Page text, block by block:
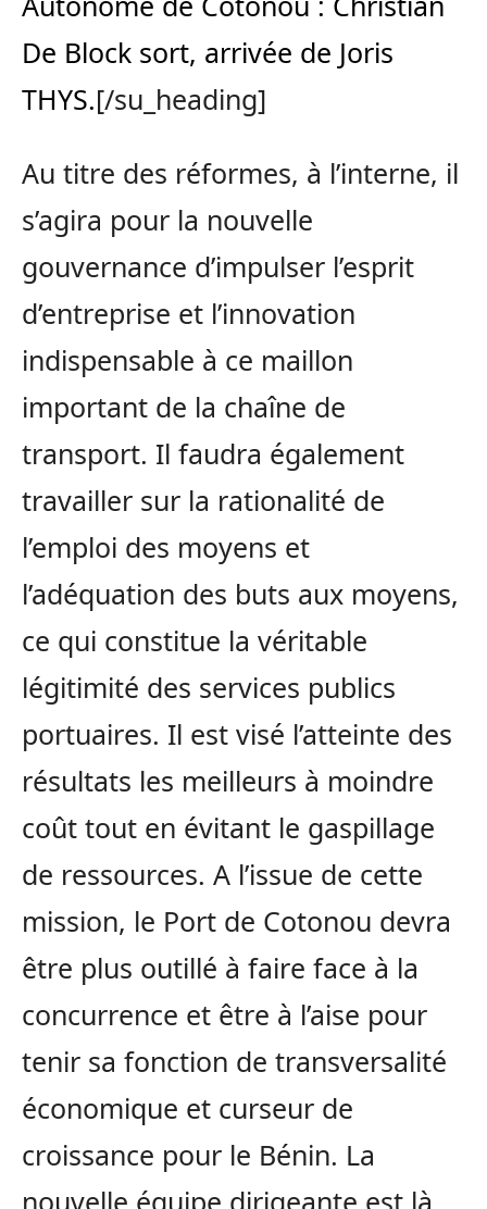
De Block sort, arrivée de Joris
THYS.[/su_heading]
Au titre des réformes, à l’interne, il
s’agira pour la nouvelle
gouvernance d’impulser l’esprit
d’entreprise et l’innovation
indispensable à ce maillon
important de la chaîne de
transport. Il faudra également
travailler sur la rationalité de
l’emploi des moyens et
l’adéquation des buts aux moyens,
ce qui constitue la véritable
légitimité des services publics
portuaires. Il est visé l’atteinte des
résultats les meilleurs à moindre
coût tout en évitant le gaspillage
de ressources. A l’issue de cette
mission, le Port de Cotonou devra
être plus outillé à faire face à la
concurrence et être à l’aise pour
tenir sa fonction de transversalité
économique et curseur de
croissance pour le Bénin. La
nouvelle équipe dirigeante est là